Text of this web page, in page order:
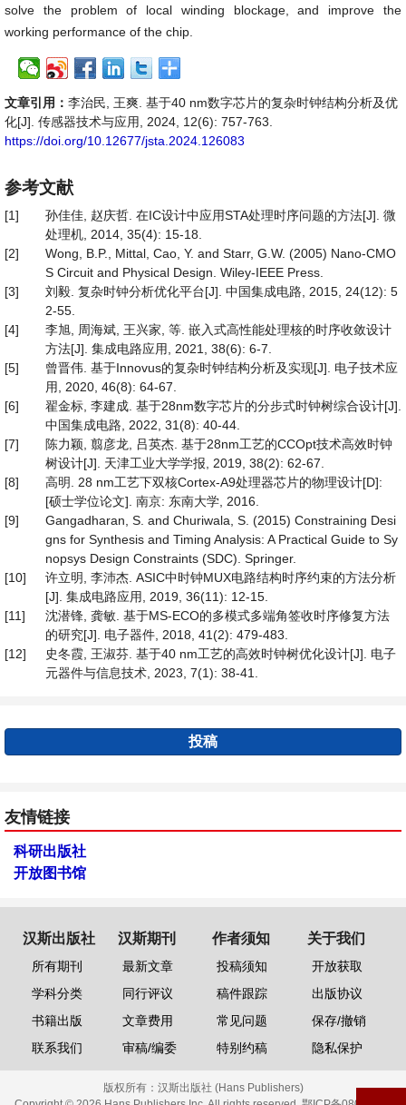
solve the problem of local winding blockage, and improve the
working performance of the chip.
文章引用： 李治民, 王爽. 基于40 nm数字芯片的复杂时钟结构分析及优
化[J]. 传感器技术与应用, 2024, 12(6): 757-763.
https://doi.org/10.12677/jsta.2024.126083
参考文献
[1]
孙佳佳, 赵庆哲. 在IC设计中应用STA处理时序问题的方法[J]. 微
处理机, 2014, 35(4): 15-18.
[2]
Wong, B.P., Mittal, Cao, Y. and Starr, G.W. (2005) Nano-CMO
S Circuit and Physical Design. Wiley-IEEE Press.
[3]
刘毅. 复杂时钟分析优化平台[J]. 中国集成电路, 2015, 24(12): 5
2-55.
[4]
李旭, 周海斌, 王兴家, 等. 嵌入式高性能处理核的时序收敛设计
方法[J]. 集成电路应用, 2021, 38(6): 6-7.
[5]
曾晋伟. 基于Innovus的复杂时钟结构分析及实现[J]. 电子技术应
用, 2020, 46(8): 64-67.
[6]
翟金标, 李建成. 基于28nm数字芯片的分步式时钟树综合设计[J].
中国集成电路, 2022, 31(8): 40-44.
[7]
陈力颖, 翦彦龙, 吕英杰. 基于28nm工艺的CCOpt技术高效时钟
树设计[J]. 天津工业大学学报, 2019, 38(2): 62-67.
[8]
高明. 28 nm工艺下双核Cortex-A9处理器芯片的物理设计[D]:
[硕士学位论文]. 南京: 东南大学, 2016.
[9]
Gangadharan, S. and Churiwala, S. (2015) Constraining Desi
gns for Synthesis and Timing Analysis: A Practical Guide to Sy
nopsys Design Constraints (SDC). Springer.
[10]
许立明, 李沛杰. ASIC中时钟MUX电路结构时序约束的方法分析
[J]. 集成电路应用, 2019, 36(11): 12-15.
[11]
沈潜锋, 龚敏. 基于MS-ECO的多模式多端角签收时序修复方法
的研究[J]. 电子器件, 2018, 41(2): 479-483.
[12]
史冬霞, 王淑芬. 基于40 nm工艺的高效时钟树优化设计[J]. 电子
元器件与信息技术, 2023, 7(1): 38-41.
投稿
友情链接
科研出版社
开放图书馆
汉斯出版社
所有期刊
学科分类
书籍出版
联系我们
汉斯期刊
最新文章
同行评议
文章费用
审稿/编委
作者须知
投稿须知
稿件跟踪
常见问题
特别约稿
关于我们
开放获取
出版协议
保存/撤销
隐私保护
版权所有： 汉斯出版社 (Hans Publishers)